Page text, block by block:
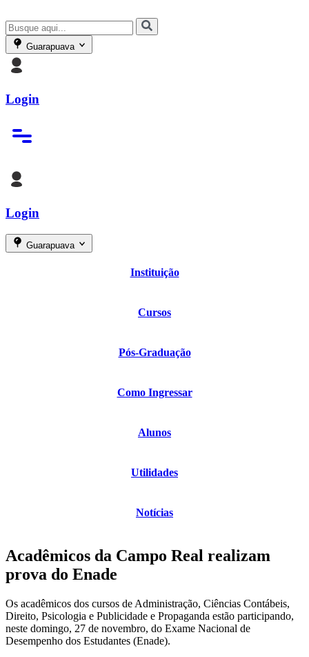
Guarapuava
Login
Login
Guarapuava
Instituição
Cursos
Pós-Graduação
Como Ingressar
Alunos
Utilidades
Notícias
Acadêmicos da Campo Real realizam
prova do Enade
Os acadêmicos dos cursos de Administração, Ciências Contábeis,
Direito, Psicologia e Publicidade e Propaganda estão participando,
neste domingo, 27 de novembro, do Exame Nacional de
Desempenho dos Estudantes (Enade).